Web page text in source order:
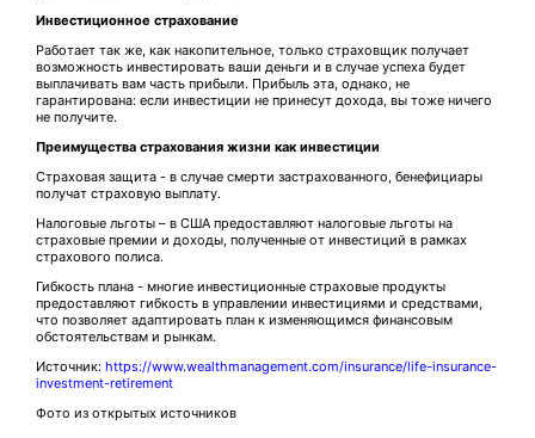
Инвестиционное страхование
Работает так же, как накопительное, только страховщик получает
возможность инвестировать ваши деньги и в случае успеха будет
выплачивать вам часть прибыли. Прибыль эта, однако, не
гарантирована: если инвестиции не принесут дохода, вы тоже ничего
не получите.
Преимущества страхования жизни как инвестиции
Страховая защита - в случае смерти застрахованного, бенефициары
получат страховую выплату.
Налоговые льготы – в США предоставляют налоговые льготы на
страховые премии и доходы, полученные от инвестиций в рамках
страхового полиса.
Гибкость плана - многие инвестиционные страховые продукты
предоставляют гибкость в управлении инвестициями и средствами,
что позволяет адаптировать план к изменяющимся финансовым
обстоятельствам и рынкам.
Источник: https://www.wealthmanagement.com/insurance/life-insurance-
investment-retirement
Фото из открытых источников